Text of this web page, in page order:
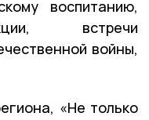
воспитанию,
встречи
войны,
«Не только